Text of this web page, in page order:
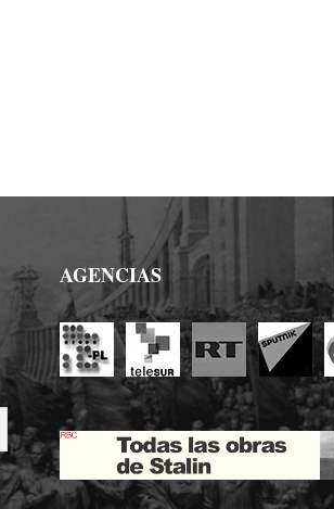
AGENCIAS